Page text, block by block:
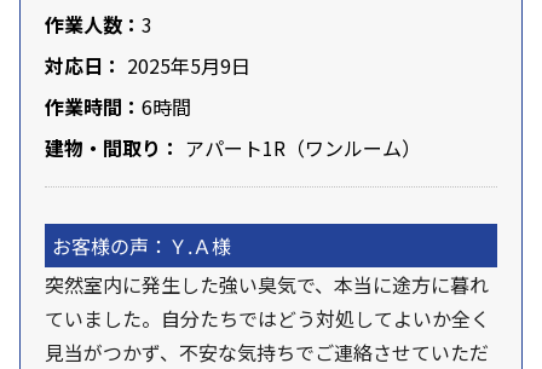
作業人数： 3
対応日： 2025年5月9日
作業時間： 6時間
建物・間取り： アパート1R（ワンルーム）
お客様の声：Ｙ.Ａ様
突然室内に発生した強い臭気で、本当に途方に暮れ
ていました。自分たちではどう対処してよいか全く
見当がつかず、不安な気持ちでご連絡させていただ